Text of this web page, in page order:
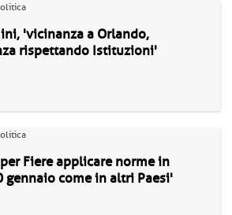
'vicinanza a Orlando,
rispettando Istituzioni'
Fiere applicare norme in
gennaio come in altri Paesi'